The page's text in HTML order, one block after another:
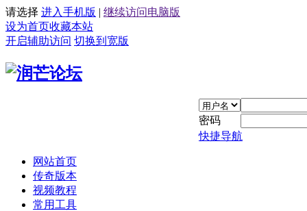
请选择 进入手机版 | 继续访问电脑版
设为首页收藏本站
开启辅助访问 切换到宽版
密码
快捷导航
网站首页
传奇版本
视频教程
常用工具